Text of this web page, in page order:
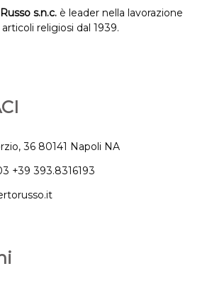
s.n.c. è leader nella lavorazione
religiosi dal 1939.
36 80141 Napoli NA
+39 393.8316193